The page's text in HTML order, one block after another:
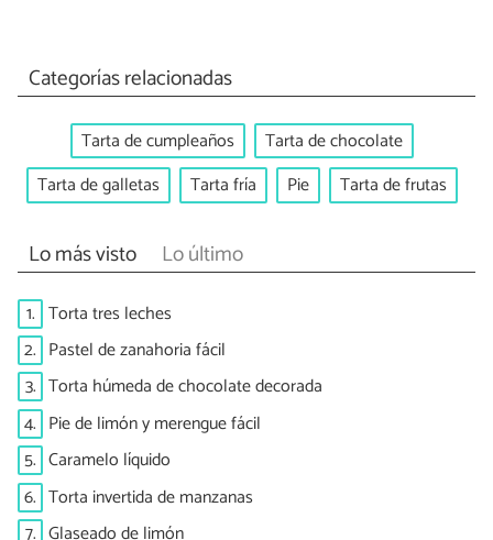
Categorías relacionadas
Tarta de cumpleaños
Tarta de chocolate
Tarta de galletas
Tarta fría Pie Tarta de frutas
Lo más visto Lo último
1. Torta tres leches
2. Pastel de zanahoria fácil
3. Torta húmeda de chocolate decorada
4. Pie de limón y merengue fácil
5. Caramelo líquido
6. Torta invertida de manzanas
7. Glaseado de limón